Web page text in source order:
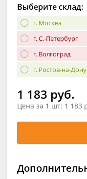
Выберите склад:
г. Москва
г. С.-Петербург
г. Волгоград
г. Ростов-на-Дону
1 183 руб.
Цена за 1 шт: 1 183